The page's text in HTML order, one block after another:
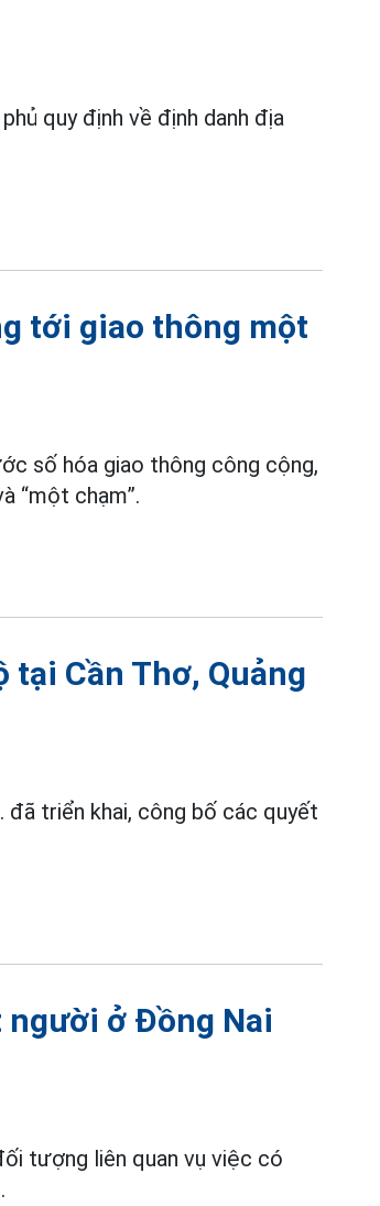
quy định về định danh địa
tới giao thông một
số hóa giao thông công cộng,
“một chạm”.
tại Cần Thơ, Quảng
đã triển khai, công bố các quyết
ở Đồng Nai
tượng liên quan vụ việc có